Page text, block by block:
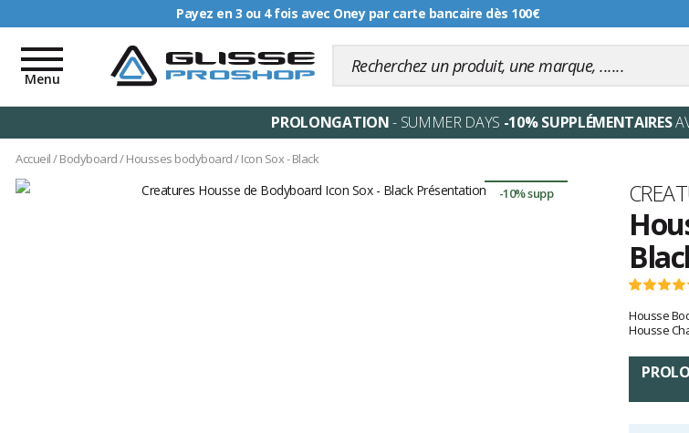
Livraison offerte dès 99€
Toggle
navigation
Menu
PROLONGATION- SUMMER DAYS -10% SUPPLÉMENTAIRES
Accueil/Bodyboard/Housses bodyboard/Icon Sox - Black
-10% supp Marque
Les
clients
Note
:
5
sur
5
Housse
Housse